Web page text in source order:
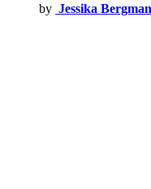
by Jessika